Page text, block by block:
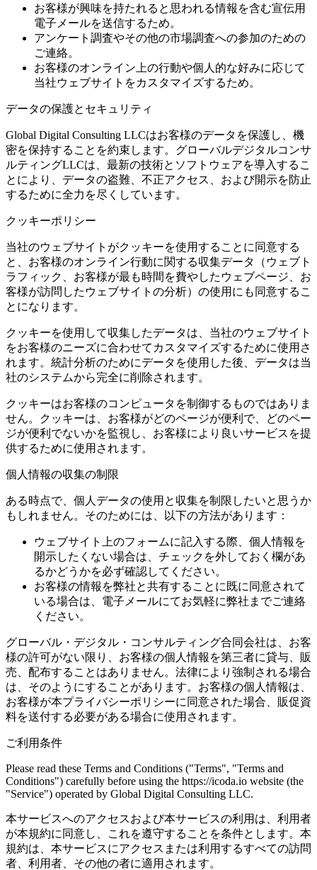
お客様が興味を持たれると思われる情報を含む宣伝用
電子メールを送信するため。
アンケート調査やその他の市場調査への参加のための
ご連絡。
お客様のオンライン上の行動や個人的な好みに応じて
当社ウェブサイトをカスタマイズするため。
データの保護とセキュリティ
Global Digital Consulting LLCはお客様のデータを保護し、機
密を保持することを約束します。グローバルデジタルコンサ
ルティングLLCは、最新の技術とソフトウェアを導入するこ
とにより、データの盗難、不正アクセス、および開示を防止
するために全力を尽くしています。
クッキーポリシー
当社のウェブサイトがクッキーを使用することに同意する
と、お客様のオンライン行動に関する収集データ（ウェブト
ラフィック、お客様が最も時間を費やしたウェブページ、お
客様が訪問したウェブサイトの分析）の使用にも同意するこ
とになります。
クッキーを使用して収集したデータは、当社のウェブサイト
をお客様のニーズに合わせてカスタマイズするために使用さ
れます。統計分析のためにデータを使用した後、データは当
社のシステムから完全に削除されます。
クッキーはお客様のコンピュータを制御するものではありま
せん。クッキーは、お客様がどのページが便利で、どのペー
ジが便利でないかを監視し、お客様により良いサービスを提
供するために使用されます。
個人情報の収集の制限
ある時点で、個人データの使用と収集を制限したいと思うか
もしれません。そのためには、以下の方法があります：
ウェブサイト上のフォームに記入する際、個人情報を
開示したくない場合は、チェックを外しておく欄があ
るかどうかを必ず確認してください。
お客様の情報を弊社と共有することに既に同意されて
いる場合は、電子メールにてお気軽に弊社までご連絡
ください。
グローバル・デジタル・コンサルティング合同会社は、お客
様の許可がない限り、お客様の個人情報を第三者に貸与、販
売、配布することはありません。法律により強制される場合
は、そのようにすることがあります。お客様の個人情報は、
お客様が本プライバシーポリシーに同意された場合、販促資
料を送付する必要がある場合に使用されます。
ご利用条件
Please read these Terms and Conditions ("Terms", "Terms and
Conditions") carefully before using the https://icoda.io website (the
"Service") operated by Global Digital Consulting LLC.
本サービスへのアクセスおよび本サービスの利用は、利用者
が本規約に同意し、これを遵守することを条件とします。本
規約は、本サービスにアクセスまたは利用するすべての訪問
者、利用者、その他の者に適用されます。